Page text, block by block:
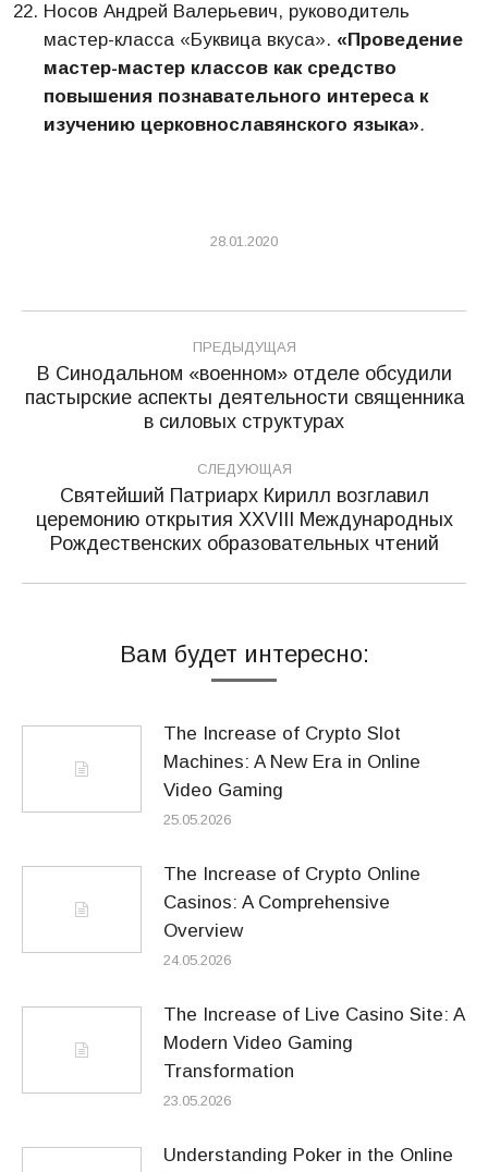
Носов Андрей Валерьевич, руководитель
мастер-класса «Буквица вкуса». «Проведение
мастер-мастер классов как средство
повышения познавательного интереса к
изучению церковнославянского языка».
28.01.2020
Навигация
по
записям
ПРЕДЫДУЩАЯ
Предыдущая
запись:
В Синодальном «военном» отделе обсудили
пастырские аспекты деятельности священника
в силовых структурах
СЛЕДУЮЩАЯ
Следующая
запись:
Святейший Патриарх Кирилл возглавил
церемонию открытия XXVIII Международных
Рождественских образовательных чтений
Вам будет интересно:
The Increase of Crypto Slot
Machines: A New Era in Online
Video Gaming
25.05.2026
The Increase of Crypto Online
Casinos: A Comprehensive
Overview
24.05.2026
The Increase of Live Casino Site: A
Modern Video Gaming
Transformation
23.05.2026
Understanding Poker in the Online